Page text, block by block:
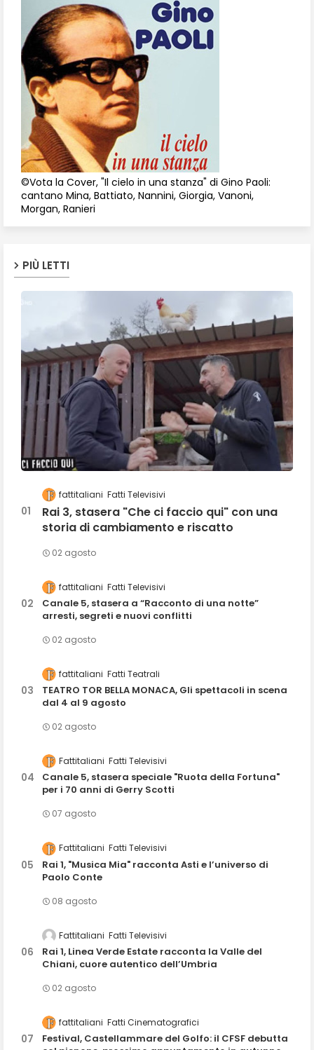
©Vota la Cover, "Il cielo in una stanza" di Gino Paoli:
cantano Mina, Battiato, Nannini, Giorgia, Vanoni,
Morgan, Ranieri
PIÙ LETTI
fattitaliani Fatti Televisivi
Rai 3, stasera "Che ci faccio qui" con una
storia di cambiamento e riscatto
02 agosto
fattitaliani Fatti Televisivi
Canale 5, stasera a “Racconto di una notte”
arresti, segreti e nuovi conflitti
02 agosto
fattitaliani Fatti Teatrali
TEATRO TOR BELLA MONACA, Gli spettacoli in scena
dal 4 al 9 agosto
02 agosto
Fattitaliani Fatti Televisivi
Canale 5, stasera speciale "Ruota della Fortuna"
per i 70 anni di Gerry Scotti
07 agosto
Fattitaliani Fatti Televisivi
Rai 1, "Musica Mia" racconta Asti e l’universo di
Paolo Conte
08 agosto
Fattitaliani Fatti Televisivi
Rai 1, Linea Verde Estate racconta la Valle del
Chiani, cuore autentico dell’Umbria
02 agosto
fattitaliani Fatti Cinematografici
Festival, Castellammare del Golfo: il CFSF debutta